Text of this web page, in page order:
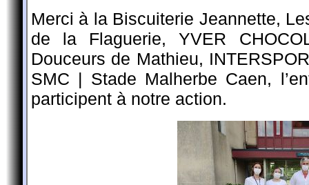
Merci à la Biscuiterie Jeannette,
de la Flaguerie, YVER
Douceurs de Mathieu,
SMC | Stade Malherbe Caen,
participent à notre action.